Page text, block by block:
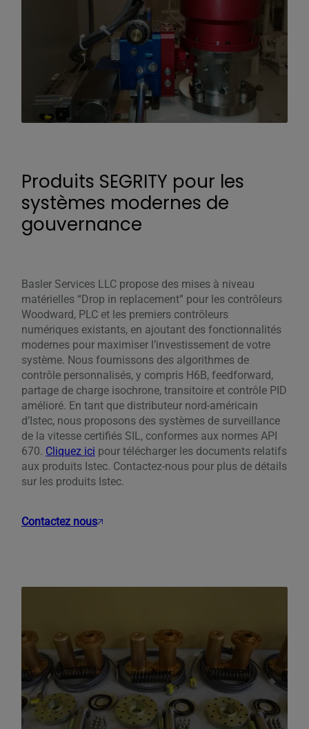
Produits SEGRITY pour les
systèmes modernes de
gouvernance
Basler Services LLC propose des mises à niveau
matérielles “Drop in replacement” pour les contrôleurs
Woodward, PLC et les premiers contrôleurs
numériques existants, en ajoutant des fonctionnalités
modernes pour maximiser l’investissement de votre
système. Nous fournissons des algorithmes de
contrôle personnalisés, y compris H6B, feedforward,
partage de charge isochrone, transitoire et contrôle PID
amélioré. En tant que distributeur nord-américain
d’Istec, nous proposons des systèmes de surveillance
de la vitesse certifiés SIL, conformes aux normes API
670. Cliquez ici pour télécharger les documents relatifs
aux produits Istec. Contactez-nous pour plus de détails
sur les produits Istec.
Contactez nous